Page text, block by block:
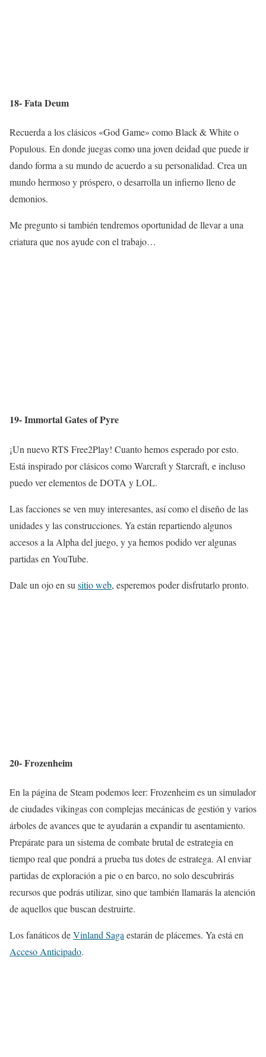
18- Fata Deum
Recuerda a los clásicos «God Game» como Black & White o
Populous. En donde juegas como una joven deidad que puede ir
dando forma a su mundo de acuerdo a su personalidad. Crea un
mundo hermoso y próspero, o desarrolla un infierno lleno de
demonios.
Me pregunto si también tendremos oportunidad de llevar a una
criatura que nos ayude con el trabajo…
19- Immortal Gates of Pyre
¡Un nuevo RTS Free2Play! Cuanto hemos esperado por esto.
Está inspirado por clásicos como Warcraft y Starcraft, e incluso
puedo ver elementos de DOTA y LOL.
Las facciones se ven muy interesantes, así como el diseño de las
unidades y las construcciones. Ya están repartiendo algunos
accesos a la Alpha del juego, y ya hemos podido ver algunas
partidas en YouTube.
Dale un ojo en su sitio web, esperemos poder disfrutarlo pronto.
20- Frozenheim
En la página de Steam podemos leer: Frozenheim es un simulador
de ciudades vikingas con complejas mecánicas de gestión y varios
árboles de avances que te ayudarán a expandir tu asentamiento.
Prepárate para un sistema de combate brutal de estrategia en
tiempo real que pondrá a prueba tus dotes de estratega. Al enviar
partidas de exploración a pie o en barco, no solo descubrirás
recursos que podrás utilizar, sino que también llamarás la atención
de aquellos que buscan destruirte.
Los fanáticos deVinland Saga estarán de plácemes. Ya está en
Acceso Anticipado.